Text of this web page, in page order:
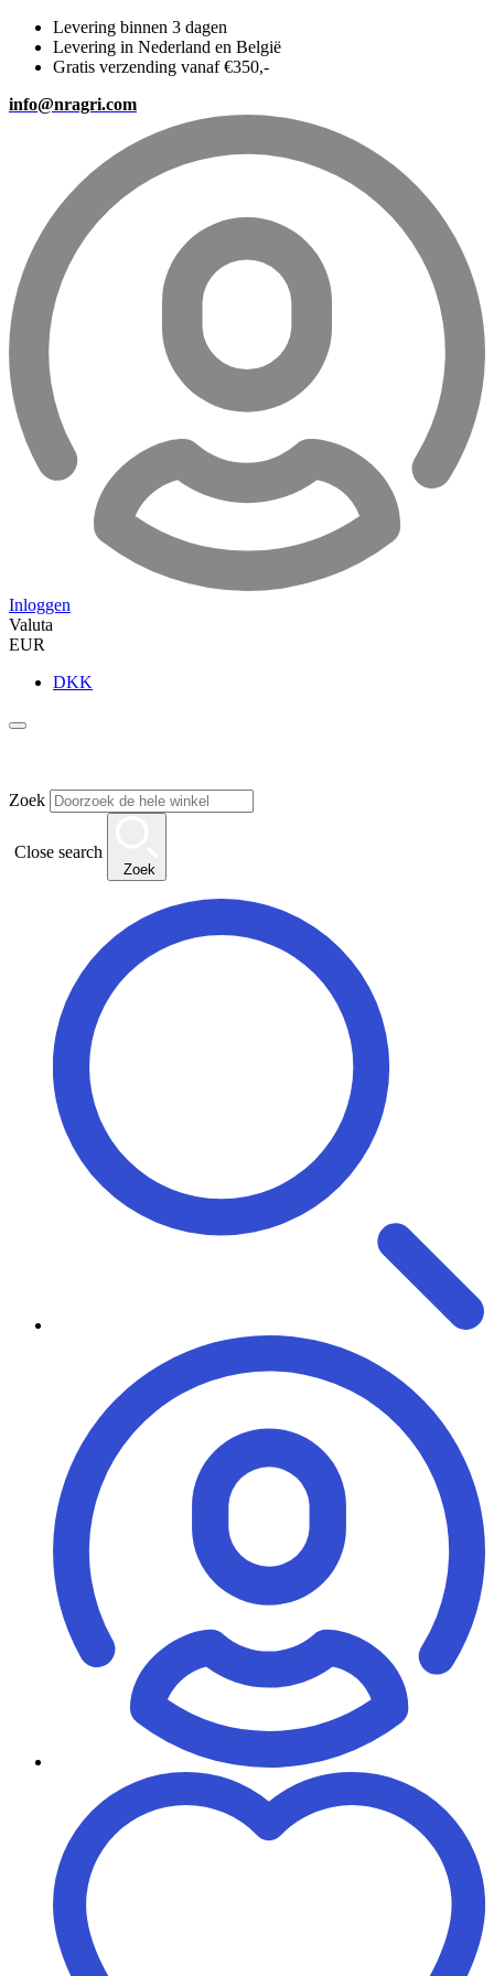
Levering binnen 3 dagen
Levering in Nederland en België
Gratis verzending vanaf €350,-
info@nragri.com
Inloggen
Valuta
EUR
DKK
Zoek
Close search
Zoek